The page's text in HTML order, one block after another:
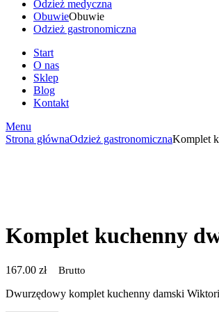
Odzież medyczna
ObuwieObuwie
Odzież gastronomiczna
Start
O nas
Sklep
Blog
Kontakt
Menu
Strona głównaOdzież gastronomicznaKomplet
Komplet kuchenny
167.00 zł
Brutto
Dwurzędowy komplet kuchenny damski